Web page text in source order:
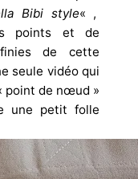
Bibi style« ,
points et de
de cette
seule vidéo qui
point de nœud »
une petit folle